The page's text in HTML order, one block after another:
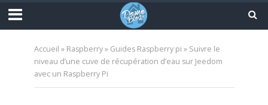
Accueil » Raspberry» Guides Raspberry pi » Suivre le
niveau d’une cuve de récupération d’eau sur Jeedom
avec un Raspberry Pi